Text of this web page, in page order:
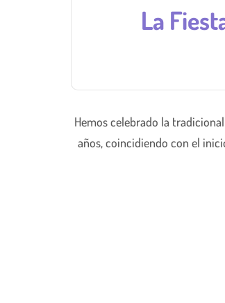
La
Hemos celebrado la
años, coincidiendo con el